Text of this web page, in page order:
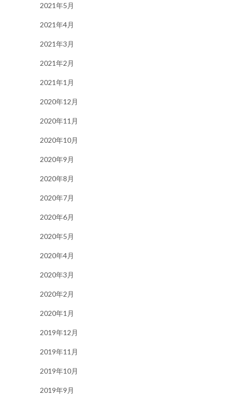
2021年5月
2021年4月
2021年3月
2021年2月
2021年1月
2020年12月
2020年11月
2020年10月
2020年9月
2020年8月
2020年7月
2020年6月
2020年5月
2020年4月
2020年3月
2020年2月
2020年1月
2019年12月
2019年11月
2019年10月
2019年9月